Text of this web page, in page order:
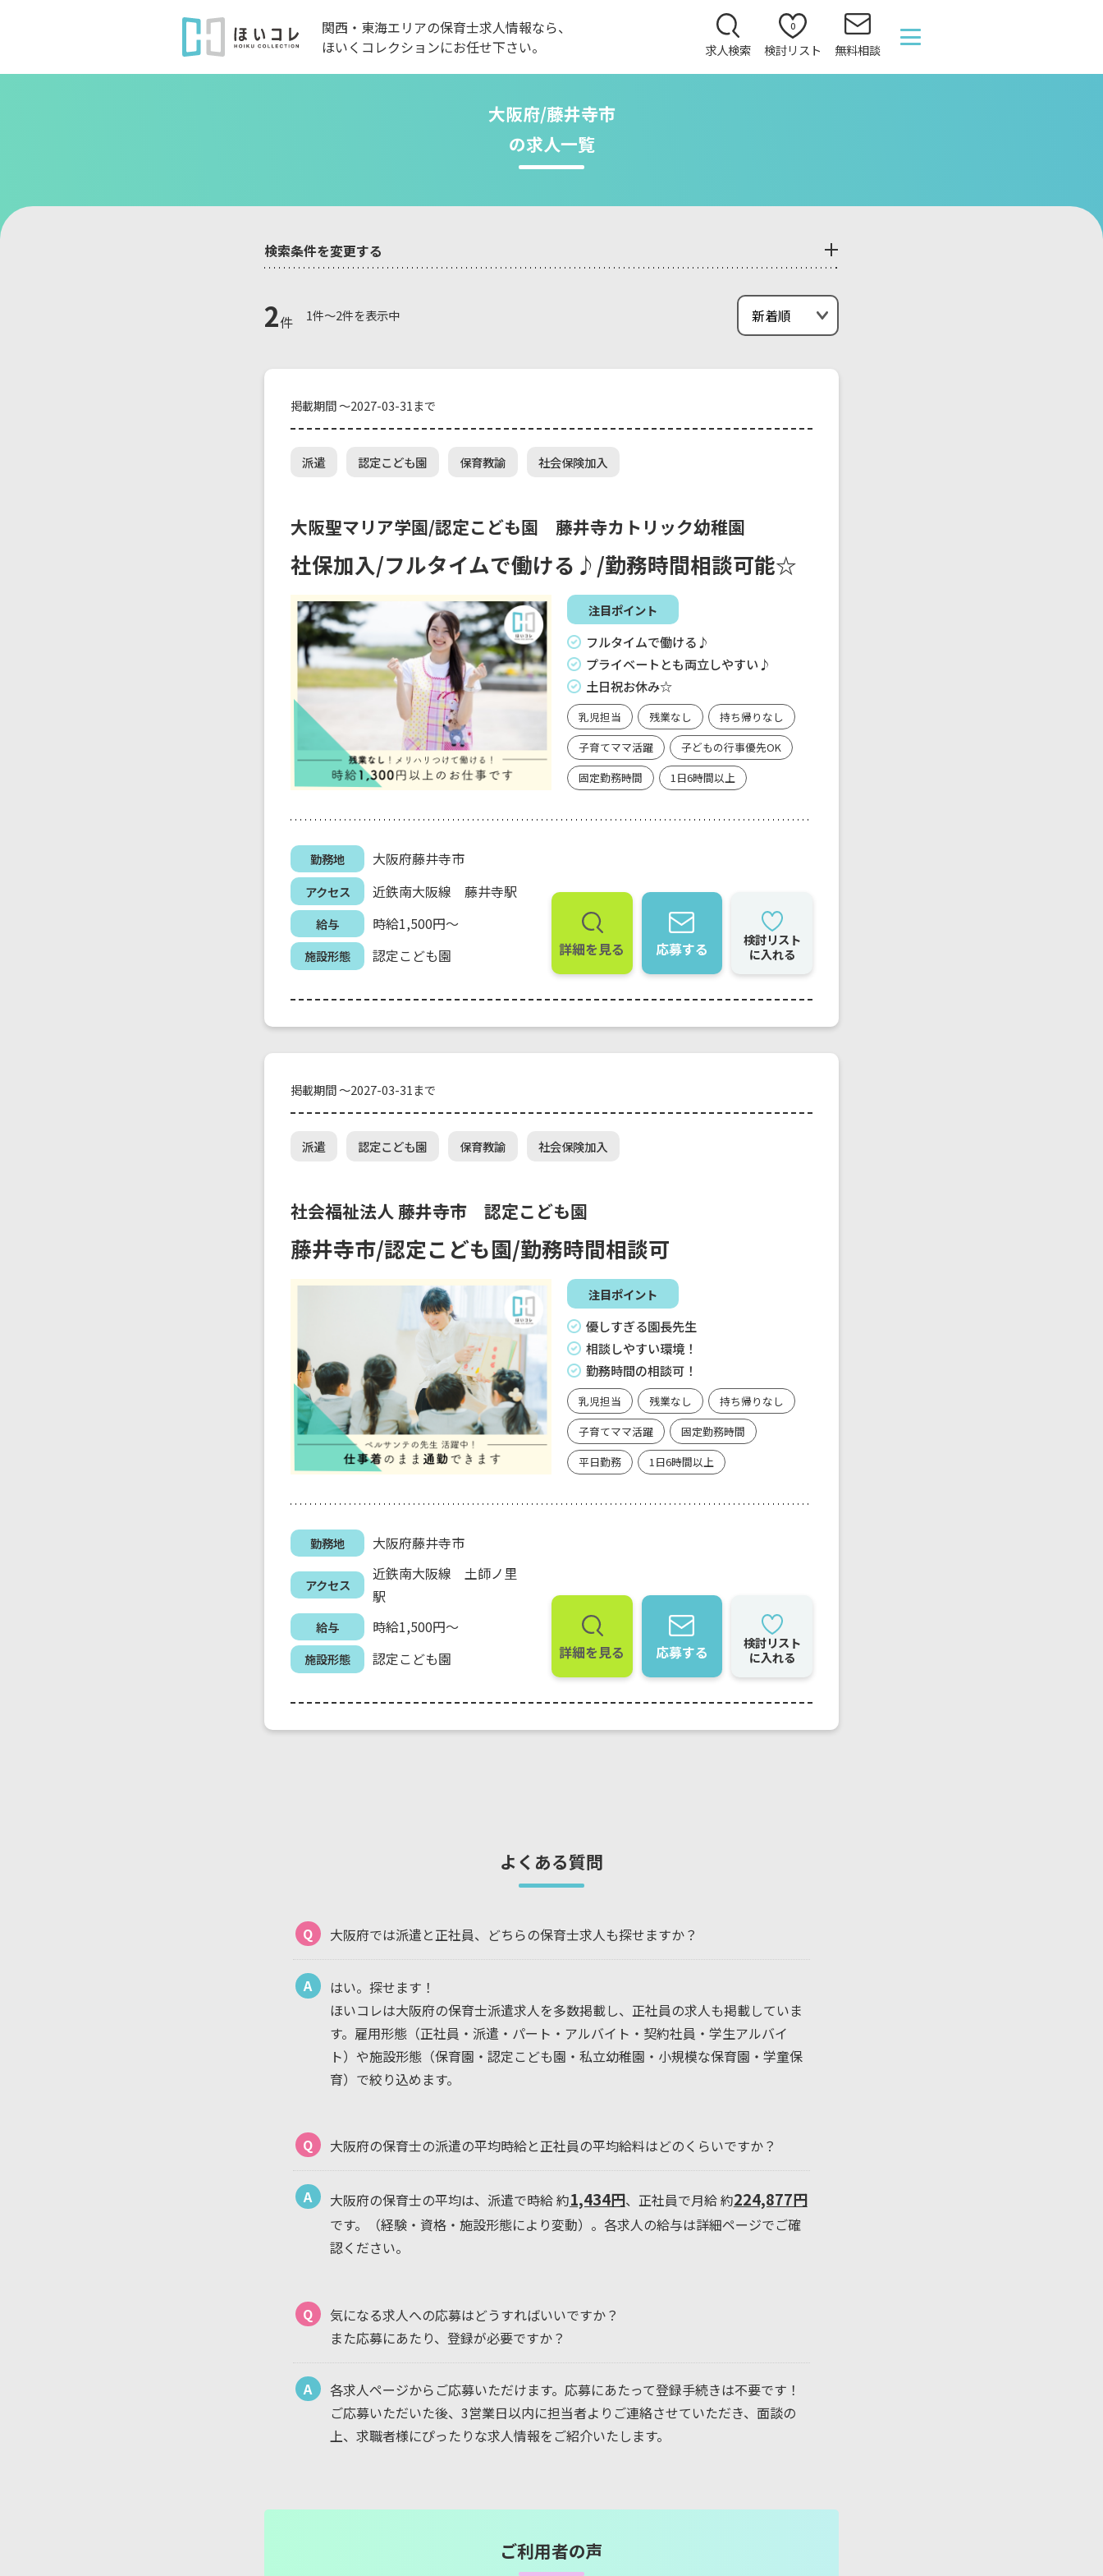
関西・東海エリアの保育士求人情報なら、
ほいくコレクションにお任せ下さい。
求人検索
0
検討リスト 無料相談
大阪府/藤井寺市
の求人一覧
検索条件を変更する
2件 1件～2件を表示中
掲載期間 ～2027-03-31まで
派遣 認定こども園 保育教諭 社会保険加入
大阪聖マリア学園/認定こども園 藤井寺カトリック幼稚園
社保加入/フルタイムで働ける♪/勤務時間相談可能☆
注目ポイント
フルタイムで働ける♪
プライベートとも両立しやすい♪
土日祝お休み☆
乳児担当 残業なし
持ち帰りなし
子育てママ活躍
子どもの行事優先OK
固定勤務時間
1日6時間以上
勤務地 大阪府藤井寺市
アクセス 近鉄南大阪線 藤井寺駅
給与 時給1,500円～
施設形態 認定こども園 詳細を見る 応募する
検討リスト
に入れる
掲載期間 ～2027-03-31まで
派遣 認定こども園 保育教諭 社会保険加入
社会福祉法人 藤井寺市 認定こども園
藤井寺市/認定こども園/勤務時間相談可
注目ポイント
優しすぎる園長先生
相談しやすい環境！
勤務時間の相談可！
乳児担当 残業なし
持ち帰りなし
子育てママ活躍
固定勤務時間
平日勤務
1日6時間以上
勤務地 大阪府藤井寺市
アクセス
近鉄南大阪線 土師ノ里
駅
給与 時給1,500円～
施設形態 認定こども園 詳細を見る 応募する
検討リスト
に入れる
よくある質問
Q 大阪府では派遣と正社員、どちらの保育士求人も探せますか？
A
はい。探せます！
ほいコレは大阪府の保育士派遣求人を多数掲載し、正社員の求人も掲載していま
す。雇用形態（正社員・派遣・パート・アルバイト・契約社員・学生アルバイ
ト）や施設形態（保育園・認定こども園・私立幼稚園・小規模な保育園・学童保
育）で絞り込めます。
Q 大阪府の保育士の派遣の平均時給と正社員の平均給料はどのくらいですか？
A 大阪府の保育士の平均は、派遣で時給 約1,434円、正社員で月給 約224,877円
です。（経験・資格・施設形態により変動）。各求人の給与は詳細ページでご確
認ください。
Q
気になる求人への応募はどうすればいいですか？
また応募にあたり、登録が必要ですか？
A
各求人ページからご応募いただけます。応募にあたって登録手続きは不要です！
ご応募いただいた後、3営業日以内に担当者よりご連絡させていただき、面談の
上、求職者様にぴったりな求人情報をご紹介いたします。
ご利用者の声